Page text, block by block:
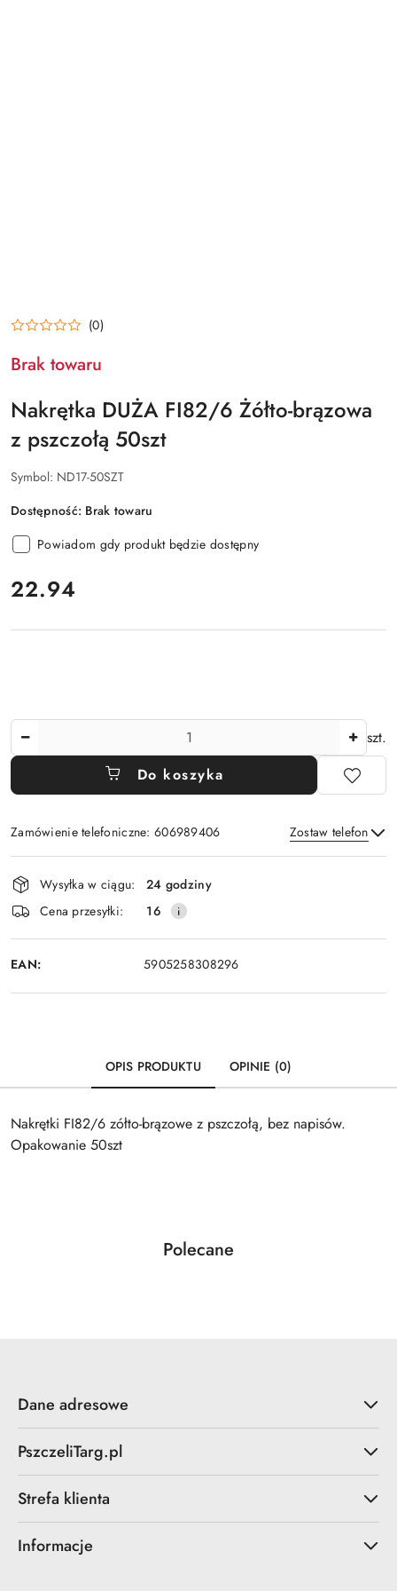
(0)
Brak towaru
Nakrętka DUŻA FI82/6 Żółto-brązowa
z pszczołą 50szt
Symbol: ND17-50SZT
Dostępność: Brak towaru
Powiadom gdy produkt będzie dostępny
cena:
22.94
szt.
Do koszyka
Zamówienie telefoniczne: 606989406 Zostaw telefon
Wyślij
Dostępność
i
dostawa
Wysyłka w ciągu:
24 godziny
Cena przesyłki:
16
EAN: 5905258308296
OPIS PRODUKTU OPINIE (0)
Nakrętki FI82/6 zółto-brązowe z pszczołą, bez napisów.
Opakowanie 50szt
Pomiń karuzelę produktów
Produkty
Polecane
Dane adresowe
PszczeliTarg.pl
Strefa klienta
Informacje